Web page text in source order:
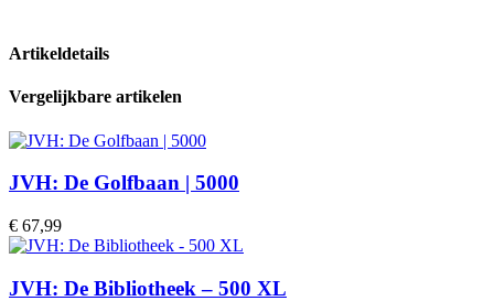
Artikeldetails
Vergelijkbare artikelen
JVH: De Golfbaan | 5000
€ 67,99
JVH: De Bibliotheek – 500 XL